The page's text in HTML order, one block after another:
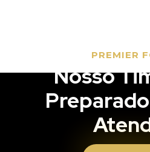
PREMIER
Nosso